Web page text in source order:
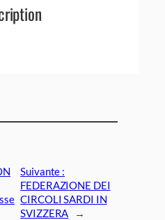
Suivante :
FEDERAZIONE DEI
CIRCOLI SARDI IN
SVIZZERA
→